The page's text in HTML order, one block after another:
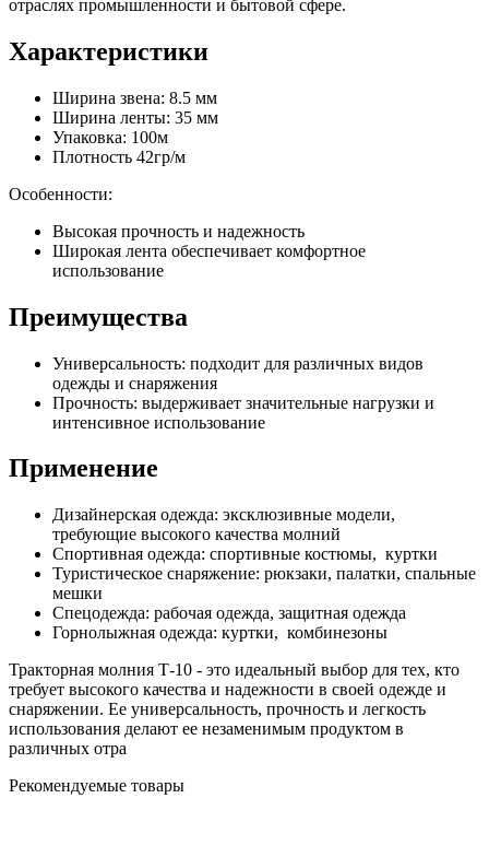
отраслях промышленности и бытовой сфере.
Характеристики
Ширина звена: 8.5 мм
Ширина ленты: 35 мм
Упаковка: 100м
Плотность 42гр/м
Особенности:
Высокая прочность и надежность
Широкая лента обеспечивает комфортное
использование
Преимущества
Универсальность: подходит для различных видов
одежды и снаряжения
Прочность: выдерживает значительные нагрузки и
интенсивное использование
Применение
Дизайнерская одежда: эксклюзивные модели,
требующие высокого качества молний
Спортивная одежда: спортивные костюмы, куртки
Туристическое снаряжение: рюкзаки, палатки, спальные
мешки
Спецодежда: рабочая одежда, защитная одежда
Горнолыжная одежда: куртки, комбинезоны
Тракторная молния Т-10 - это идеальный выбор для тех, кто
требует высокого качества и надежности в своей одежде и
снаряжении. Ее универсальность, прочность и легкость
использования делают ее незаменимым продуктом в
различных отра
Рекомендуемые товары